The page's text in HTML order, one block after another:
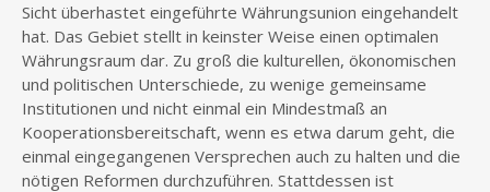
Sicht überhastet eingeführte Währungsunion eingehandelt
hat. Das Gebiet stellt in keinster Weise einen optimalen
Währungsraum dar. Zu groß die kulturellen, ökonomischen
und politischen Unterschiede, zu wenige gemeinsame
Institutionen und nicht einmal ein Mindestmaß an
Kooperationsbereitschaft, wenn es etwa darum geht, die
einmal eingegangenen Versprechen auch zu halten und die
nötigen Reformen durchzuführen. Stattdessen ist